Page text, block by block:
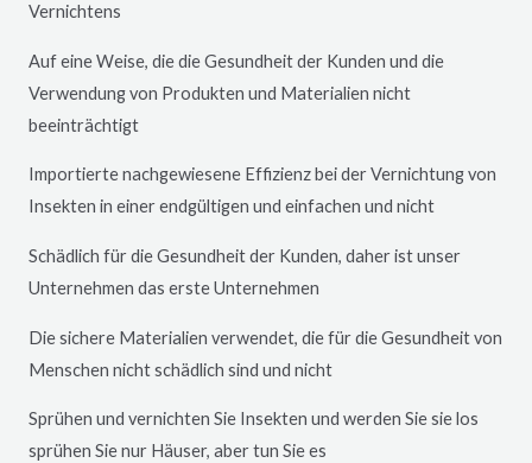
Vernichtens
Auf eine Weise, die die Gesundheit der Kunden und die
Verwendung von Produkten und Materialien nicht
beeinträchtigt
Importierte nachgewiesene Effizienz bei der Vernichtung von
Insekten in einer endgültigen und einfachen und nicht
Schädlich für die Gesundheit der Kunden, daher ist unser
Unternehmen das erste Unternehmen
Die sichere Materialien verwendet, die für die Gesundheit von
Menschen nicht schädlich sind und nicht
Sprühen und vernichten Sie Insekten und werden Sie sie los
sprühen Sie nur Häuser, aber tun Sie es